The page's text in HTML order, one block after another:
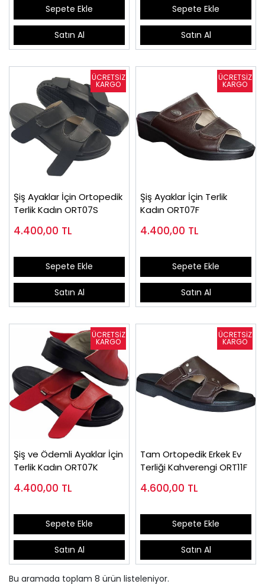
Sepete Ekle
Satın Al
Sepete Ekle
Satın Al
Şiş Ayaklar İçin Ortopedik
Terlik Kadın ORT07S
4.400,00 TL
Sepete Ekle
Satın Al
Şiş Ayaklar İçin Terlik
Kadın ORT07F
4.400,00 TL
Sepete Ekle
Satın Al
Şiş ve Ödemli Ayaklar İçin
Terlik Kadın ORT07K
4.400,00 TL
Sepete Ekle
Satın Al
Tam Ortopedik Erkek Ev
Terliği Kahverengi ORT11F
4.600,00 TL
Sepete Ekle
Satın Al
Bu aramada toplam 8 ürün listeleniyor.